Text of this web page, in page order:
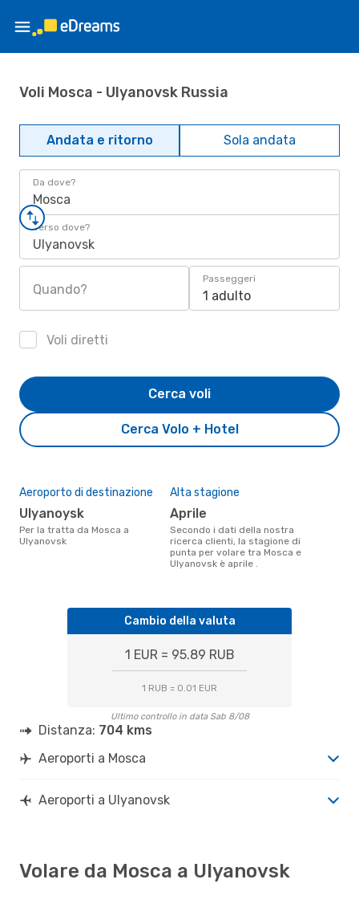
Voli Mosca - Ulyanovsk Russia
Andata e ritorno Sola andata
Da dove?
Mosca
Verso dove?
Ulyanovsk
Quando?
Passeggeri
1 adulto
Voli diretti
Cerca Volo + Hotel
Cerca voli
Aeroporto di destinazione
Ulyanoysk
Per la tratta da Mosca a
Ulyanovsk
Alta stagione
aprile
Secondo i dati della nostra
ricerca clienti, la stagione di
punta per volare tra Mosca e
Ulyanovsk è aprile .
Cambio della valuta
1 EUR = 95.89 RUB
1 RUB = 0.01 EUR
Ultimo controllo in data Sab 8/08
Distanza: 704 kms
Aeroporti a Mosca
Aeroporti a Ulyanovsk
Volare da Mosca a Ulyanovsk